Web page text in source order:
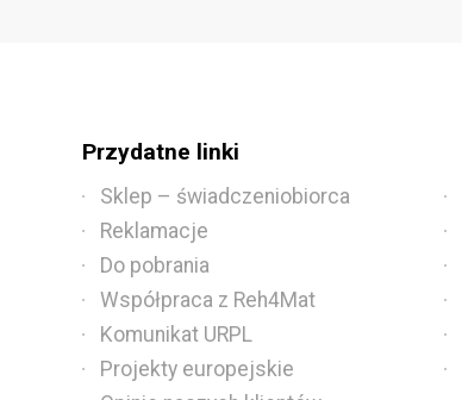
Przydatne linki
Sklep – świadczeniobiorca
Reklamacje
Do pobrania
Współpraca z Reh4Mat
Komunikat URPL
Projekty europejskie